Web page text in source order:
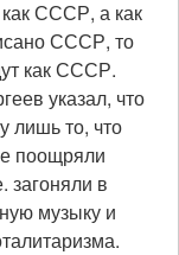
как СССР, а как
СССР, то
как СССР.
указал, что
лишь то, что
поощряли
загоняли в
музыку и